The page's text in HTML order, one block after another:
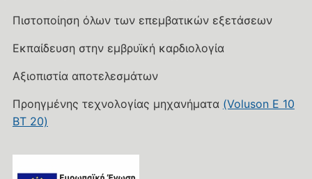
Πιστοποίηση όλων των επεμβατικών εξετάσεων
Εκπαίδευση στην εμβρυϊκή καρδιολογία
Αξιοπιστία αποτελεσμάτων
Προηγμένης τεχνολογίας μηχανήματα (Voluson E 10
BT 20)